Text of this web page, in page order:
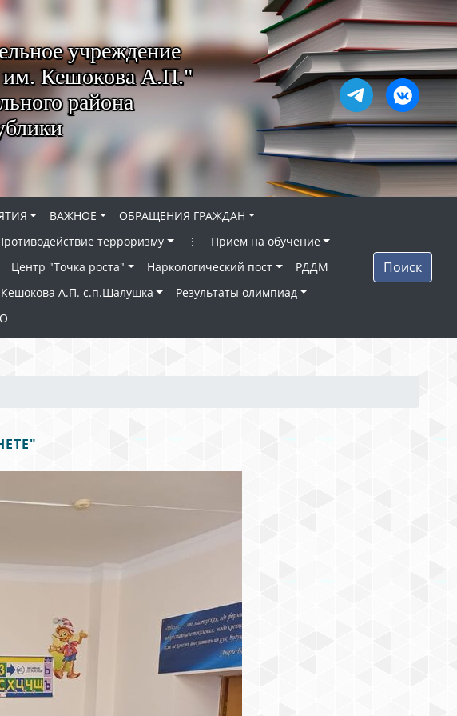
учреждение
им. Кешокова А.П."
района
ВАЖНОЕ
ОБРАЩЕНИЯ ГРАЖДАН
терроризму ⋮
Прием на обучение
Центр "Точка роста" Наркологический пост
РДДМ
А.П. с.п.Шалушка
Результаты олимпиад
Поиск